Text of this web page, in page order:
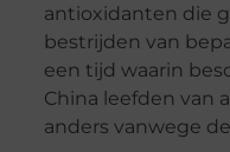
antioxidanten die
bestrijden van
een tijd waarin
China leefden van
anders vanwege